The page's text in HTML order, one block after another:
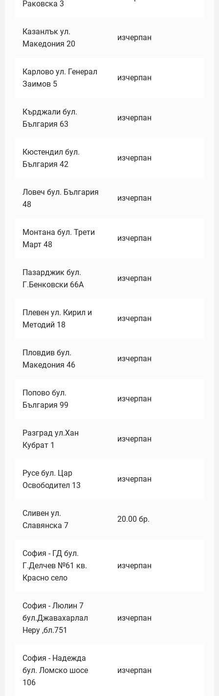
Раковска 3
Казанлък ул.
Македония 20
изчерпан
Карлово ул. Генерал
Заимов 5
изчерпан
Кърджали бул.
България 63
изчерпан
Кюстендил бул.
България 42
изчерпан
Ловеч бул. България
48
изчерпан
Монтана бул. Трети
Март 48
изчерпан
Пазарджик бул.
Г.Бенковски 66А
изчерпан
Плевен ул. Кирил и
Методий 18
изчерпан
Пловдив бул.
Македония 46
изчерпан
Попово бул.
България 99
изчерпан
Разград ул.Хан
Кубрат 1
изчерпан
Русе бул. Цар
Освободител 13
изчерпан
Сливен ул.
Славянска 7
20.00 бр.
София - ГД бул.
Г.Делчев №61 кв.
Красно село
изчерпан
София - Люлин 7
бул.Джавахарлал
Неру ,бл.751
изчерпан
София - Надежда
бул. Ломско шосе
106
изчерпан